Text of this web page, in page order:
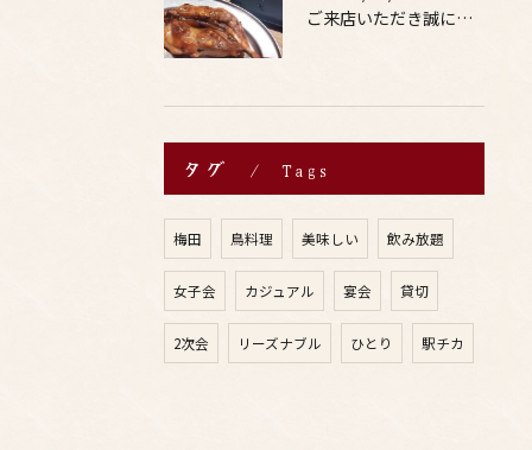
ご来店いただき誠にありがとうございます。
タグ Tags
梅田 鳥料理 美味しい 飲み放題
女子会 カジュアル 宴会 貸切
2次会 リーズナブル ひとり 駅チカ